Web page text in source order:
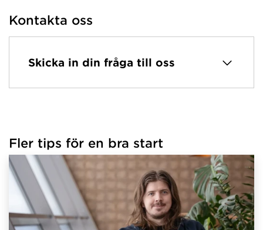
Kontakta oss
Skicka in din fråga till oss
Fler tips för en bra start